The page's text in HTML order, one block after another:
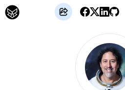
José Gutierrez